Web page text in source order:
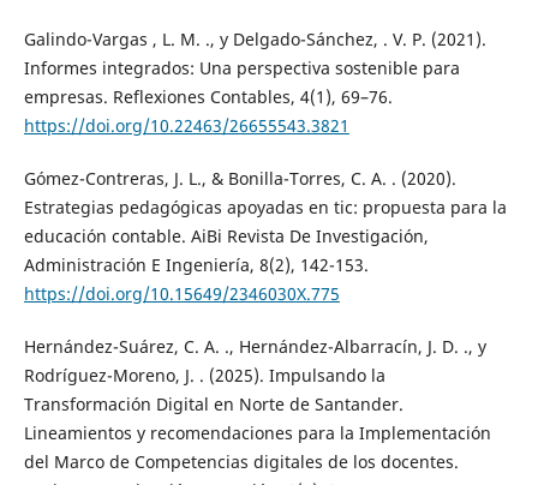
Galindo-Vargas , L. M. ., y Delgado-Sánchez, . V. P. (2021).
Informes integrados: Una perspectiva sostenible para
empresas. Reflexiones Contables, 4(1), 69–76.
https://doi.org/10.22463/26655543.3821
Gómez-Contreras, J. L., & Bonilla-Torres, C. A. . (2020).
Estrategias pedagógicas apoyadas en tic: propuesta para la
educación contable. AiBi Revista De Investigación,
Administración E Ingeniería, 8(2), 142-153.
https://doi.org/10.15649/2346030X.775
Hernández-Suárez, C. A. ., Hernández-Albarracín, J. D. ., y
Rodríguez-Moreno, J. . (2025). Impulsando la
Transformación Digital en Norte de Santander.
Lineamientos y recomendaciones para la Implementación
del Marco de Competencias digitales de los docentes.